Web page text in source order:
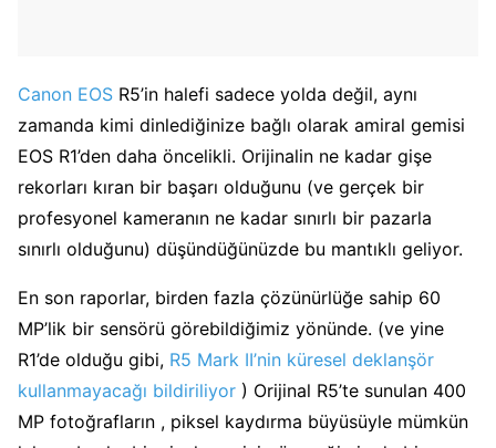
Canon EOS R5’in halefi sadece yolda değil, aynı
zamanda kimi dinlediğinize bağlı olarak amiral gemisi
EOS R1’den daha öncelikli. Orijinalin ne kadar gişe
rekorları kıran bir başarı olduğunu (ve gerçek bir
profesyonel kameranın ne kadar sınırlı bir pazarla
sınırlı olduğunu) düşündüğünüzde bu mantıklı geliyor.
En son raporlar, birden fazla çözünürlüğe sahip 60
MP’lik bir sensörü görebildiğimiz yönünde. (ve yine
R1’de olduğu gibi, R5 Mark II’nin küresel deklanşör
kullanmayacağı bildiriliyor ) Orijinal R5’te sunulan 400
MP fotoğrafların , piksel kaydırma büyüsüyle mümkün